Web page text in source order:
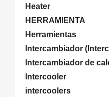
Heater
HERRAMIENTA
Herramientas
Intercambiador
Intercambiador de
Intercooler
intercoolers